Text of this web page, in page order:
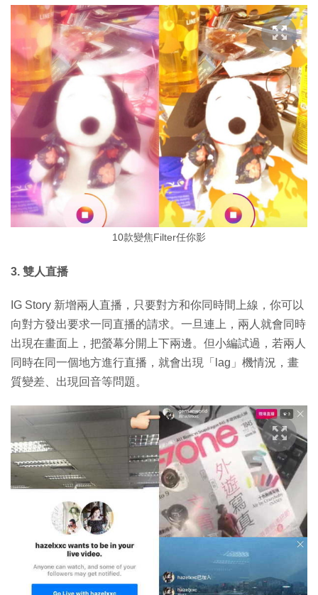
10款變焦Filter任你影
3. 雙人直播
IG Story 新增兩人直播，只要對方和你同時間上線，你可以
向對方發出要求一同直播的請求。一旦連上，兩人就會同時
出現在畫面上，把螢幕分開上下兩邊。但小編試過，若兩人
同時在同一個地方進行直播，就會出現「lag」機情況，畫
質變差、出現回音等問題。